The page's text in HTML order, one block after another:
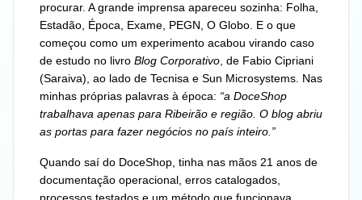
procurar. A grande imprensa apareceu sozinha: Folha,
Estadão, Época, Exame, PEGN, O Globo. E o que
começou como um experimento acabou virando caso
de estudo no livro Blog Corporativo, de Fabio Cipriani
(Saraiva), ao lado de Tecnisa e Sun Microsystems. Nas
minhas próprias palavras à época: “a DoceShop
trabalhava apenas para Ribeirão e região. O blog abriu
as portas para fazer negócios no país inteiro.”
Quando saí do DoceShop, tinha nas mãos 21 anos de
documentação operacional, erros catalogados,